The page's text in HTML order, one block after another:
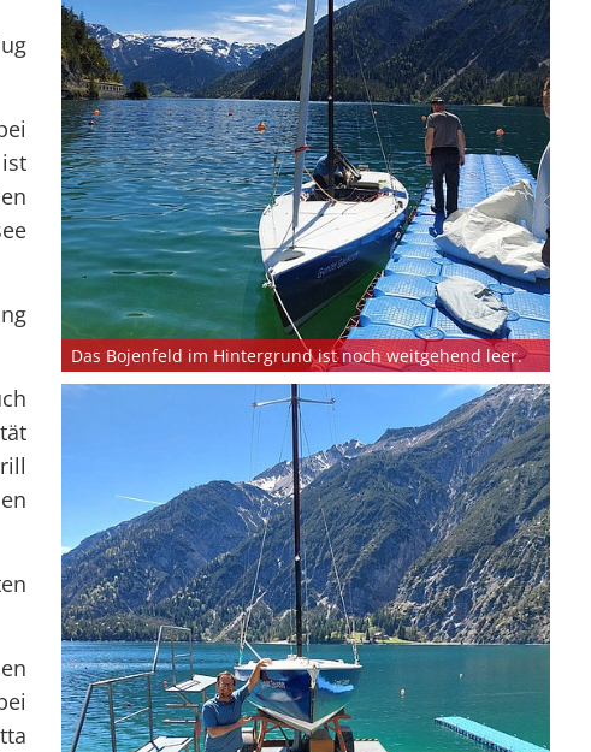
Notwendige
Unterlagen zur FB2 -
Praxisprüfung
Ausstellung
Befähigungsausweise
Club-Segelyacht
DAISY DUCK
Clubabende
Organigramm
Segel-Bundesliga
CROATIA 300
Veranstaltungen
Blog-Archiv
Gutschein
Crewbörse
Schwarzes Brett
VereinOnline
YCA Bootsbriefe
Das Bojenfeld im Hintergrund ist noch weitgehend leer.